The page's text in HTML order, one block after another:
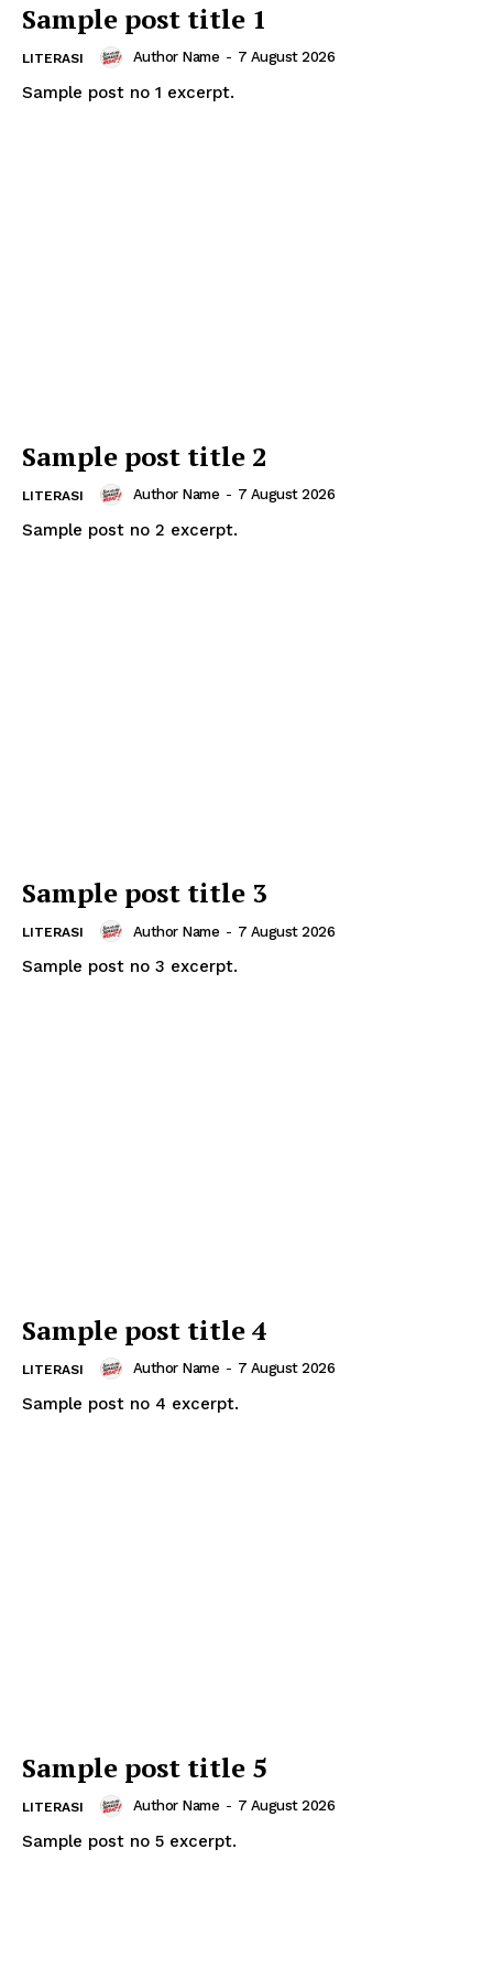
Sample post title 1
LITERASI Author Name - 7 August 2026
Sample post no 1 excerpt.
Sample post title 2
LITERASI Author Name - 7 August 2026
Sample post no 2 excerpt.
Sample post title 3
LITERASI Author Name - 7 August 2026
Sample post no 3 excerpt.
Sample post title 4
LITERASI Author Name - 7 August 2026
Sample post no 4 excerpt.
Sample post title 5
LITERASI Author Name - 7 August 2026
Sample post no 5 excerpt.